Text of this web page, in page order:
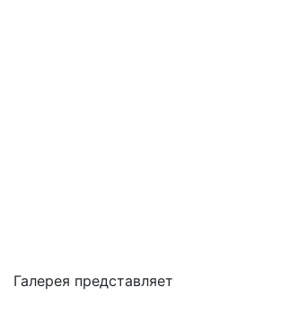
Галерея представляет